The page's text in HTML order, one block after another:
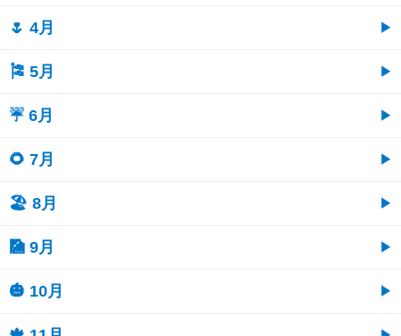
🌷 4月
🎏 5月
☔ 6月
🌻 7月
🏖 8月
🎑 9月
🎃 10月